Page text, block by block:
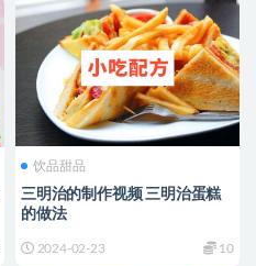
饮品甜品
三明治的制作视频 三明治蛋糕
的做法
2024-02-23 10